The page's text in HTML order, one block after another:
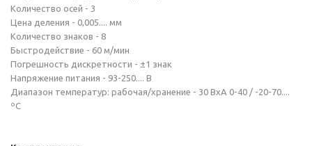
Количество осей - 3
Цена деления - 0,005.... мм
Количество знаков - 8
Быстродействие - 60 м/мин
Погрешность дискретности - ±1 знак
Напряжение питания - 93-250.... В
Диапазон температур: рабочая/хранение - 30 ВхА 0-40 / -20-70....
ºС